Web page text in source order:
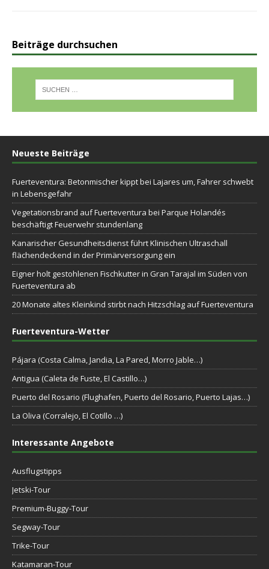
Beiträge durchsuchen
Neueste Beiträge
Fuerteventura: Betonmischer kippt bei Lajares um, Fahrer schwebt
in Lebensgefahr
Vegetationsbrand auf Fuerteventura bei Parque Holandés
beschäftigt Feuerwehr stundenlang
Kanarischer Gesundheitsdienst führt Klinischen Ultraschall
flächendeckend in der Primärversorgung ein
Eigner holt gestohlenen Fischkutter in Gran Tarajal im Süden von
Fuerteventura ab
20 Monate altes Kleinkind stirbt nach Hitzschlag auf Fuerteventura
Fuerteventura-Wetter
Pájara (Costa Calma, Jandia, La Pared, Morro Jable…)
Antigua (Caleta de Fuste, El Castillo…)
Puerto del Rosario (Flughafen, Puerto del Rosario, Puerto Lajas…)
La Oliva (Corralejo, El Cotillo …)
Interessante Angebote
Ausflugstipps
Jetski-Tour
Premium-Buggy-Tour
Segway-Tour
Trike-Tour
Katamaran-Tour